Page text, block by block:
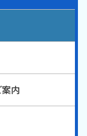
案内